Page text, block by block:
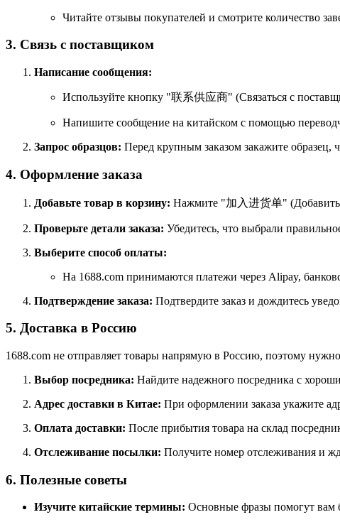
Читайте отзывы покупателей и смотрите количество
3. Связь с поставщиком
Написание сообщения:
Используйте кнопку "联系供应商" (Связаться с
Напишите сообщение на китайском с помощью
Запрос образцов: Перед крупным заказом закажите образец,
4. Оформление заказа
Добавьте товар в корзину: Нажмите "加入进货单" (Добавить
Проверьте детали заказа: Убедитесь, что выбрали
Выберите способ оплаты:
На 1688.com принимаются платежи через Alipay,
Подтверждение заказа: Подтвердите заказ и дождитесь
5. Доставка в Россию
1688.com не отправляет товары напрямую в Россию, поэтому
Выбор посредника: Найдите надежного посредника с
Адрес доставки в Китае: При оформлении заказа укажите
Оплата доставки: После прибытия товара на склад
Отслеживание посылки: Получите номер отслеживания и
6. Полезные советы
Изучите китайские термины: Основные фразы помогут вам